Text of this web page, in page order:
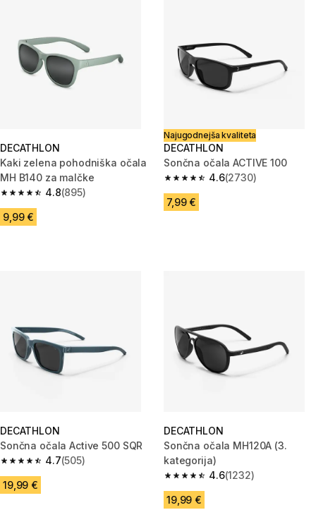
DECATHLON
Kaki zelena pohodniška očala
MH B140 za malčke
4.8
4.8 od 5 zvezdic from 895 ocene
(895)
9,99 €
Najugodnejša kvaliteta
DECATHLON
Sončna očala ACTIVE 100
4.6
4.6 od 5 zvezdic from 2730
(2730)
7,99 €
DECATHLON
Sončna očala Active 500 SQR
4.7
4.7 od 5 zvezdic from 505 ocene
(505)
19,99 €
DECATHLON
Sončna očala MH120A (3.
kategorija)
4.6
4.6 od 5 zvezdic from 1232
(1232)
19,99 €